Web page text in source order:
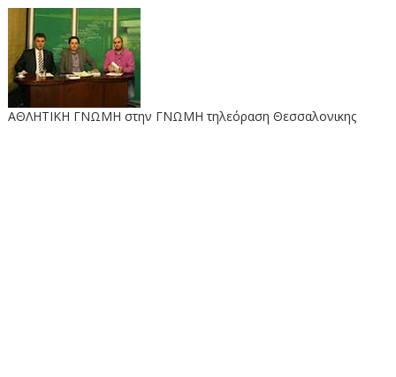
ΑΘΛΗΤΙΚΗ ΓΝΩΜΗ στην ΓΝΩΜΗ τηλεόραση Θεσσαλονικης